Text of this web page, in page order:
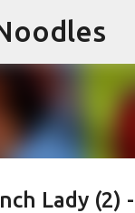
Lady (2)